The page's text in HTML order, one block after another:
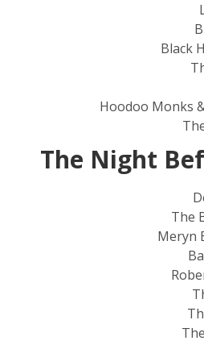
Black
Hoodoo Monks
The Night
The
Meryn